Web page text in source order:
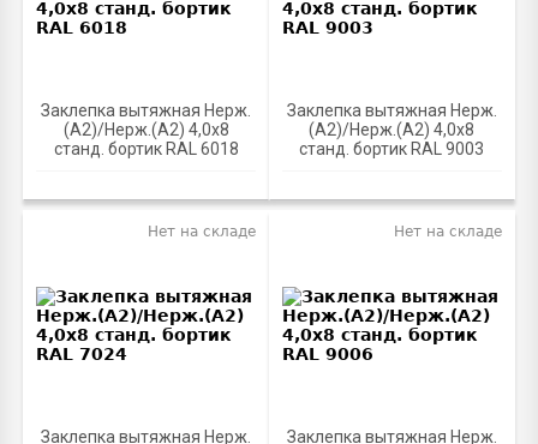
Заклепка вытяжная Нерж.
(А2)/Нерж.(А2) 4,0х8
станд. бортик RAL 6018
Заклепка вытяжная Нерж.
(А2)/Нерж.(А2) 4,0х8
станд. бортик RAL 9003
Заклепка вытяжная Нерж.
Нет на складе
Заклепка вытяжная Нерж.
Нет на складе